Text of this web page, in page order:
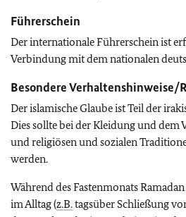
Führerschein
Der internationale Führerschein ist
Verbindung mit dem nationalen
Besondere Verhaltenshinweise/
Der islamische Glaube ist Teil der
Dies sollte bei der Kleidung und dem
und religiösen und sozialen
werden.
Während des Fastenmonats
im Alltag (z.B.tagsüber Schließung